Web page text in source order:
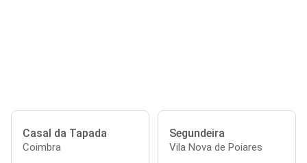
Casal da Tapada
Coimbra
Segundeira
Vila Nova de Poiares